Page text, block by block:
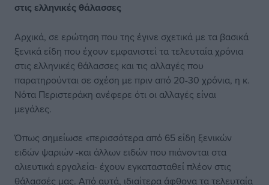
στις ελληνικές θάλασσες
Αρχικά, σε ερώτηση που της έγινε σχετικά με τα βασικά
ξενικά είδη που έχουν εμφανιστεί τα τελευταία χρόνια
στις ελληνικές θάλασσες και τις αλλαγές που
παρατηρούνται σε σχέση με πριν από 20-30 χρόνια, η κ.
Νότα Περιστεράκη ανέφερε ότι οι αλλαγές είναι
μεγάλες.
Όπως σημείωσε «περισσότερα από 65 είδη ξενικών
ειδών ψαριών -και άλλων ειδών που πιάνονται στα
αλιευτικά εργαλεία- έχουν εγκατασταθεί πλέον στις
θάλασσές μας. Από αυτά, ιδιαίτερα άφθονα τα τελευταία